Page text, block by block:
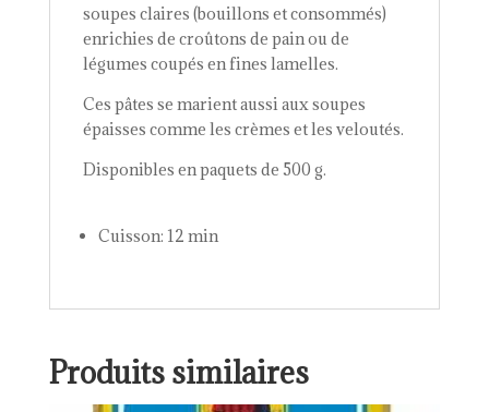
soupes claires (bouillons et consommés)
enrichies de croûtons de pain ou de
légumes coupés en fines lamelles.
Ces pâtes se marient aussi aux soupes
épaisses comme les crèmes et les veloutés.
Disponibles en paquets de 500 g.
Cuisson: 12 min
Produits similaires